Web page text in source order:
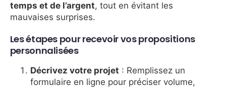
temps et de l’argent, tout en évitant les
mauvaises surprises.
Les étapes pour recevoir vos propositions
personnalisées
Décrivez votre projet : Remplissez un
formulaire en ligne pour préciser volume,